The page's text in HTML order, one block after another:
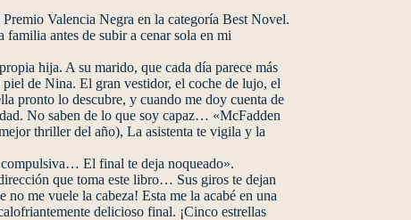
Valencia Negra en la categoría Best Novel.
antes de subir a cenar sola en mi
hija. A su marido, que cada día parece más
de Nina. El gran vestidor, el coche de lujo, el
pronto lo descubre, y cuando me doy cuenta de
No saben de lo que soy capaz… «McFadden
thriller del año), La asistenta te vigila y la
El final te deja noqueado».
que toma este libro… Sus giros te dejan
me vuele la cabeza! Esta me la acabé en una
delicioso final. ¡Cinco estrellas